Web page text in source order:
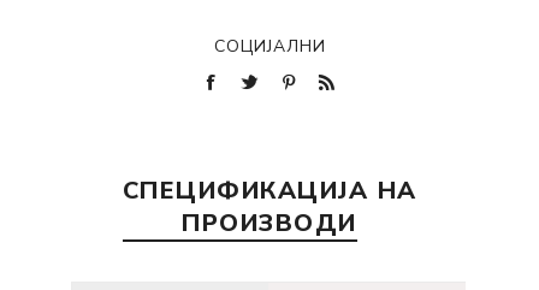
СОЦИЈАЛНИ
СПЕЦИФИКАЦИЈА НА
ПРОИЗВОДИ